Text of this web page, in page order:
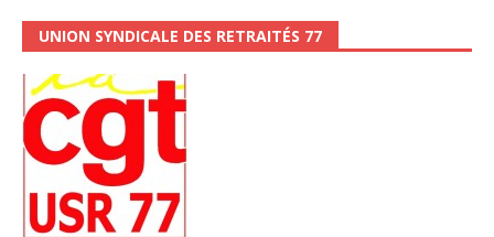
UNION SYNDICALE DES RETRAITÉS 77